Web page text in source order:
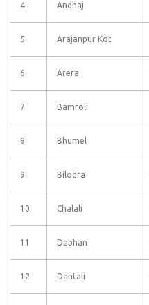
4 Andhaj
5 Arajanpur Kot
6 Arera
7 Bamroli
8 Bhumel
9 Bilodra
10 Chalali
11 Dabhan
12 Dantali